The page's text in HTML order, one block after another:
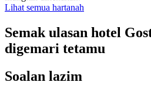
Lihat semua hartanah
Semak ulasan hotel
digemari tetamu
Soalan lazim